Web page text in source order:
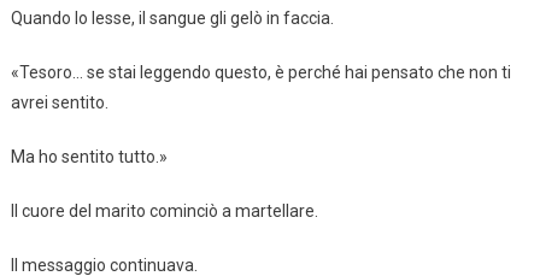
Quando lo lesse, il sangue gli gelò in faccia.
«Tesoro… se stai leggendo questo, è perché hai pensato che non ti
avrei sentito.
Ma ho sentito tutto.»
Il cuore del marito cominciò a martellare.
Il messaggio continuava.